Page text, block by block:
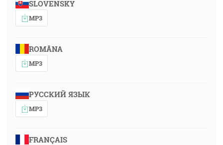
SLOVENSKY
MP3
ROMÂNA
MP3
РУССКИЙ ЯЗЫК
MP3
FRANÇAIS